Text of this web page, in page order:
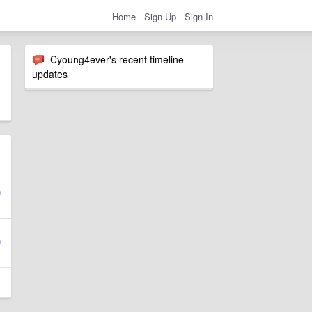
Home Sign Up Sign In
Cyoung4ever's recent timeline
updates